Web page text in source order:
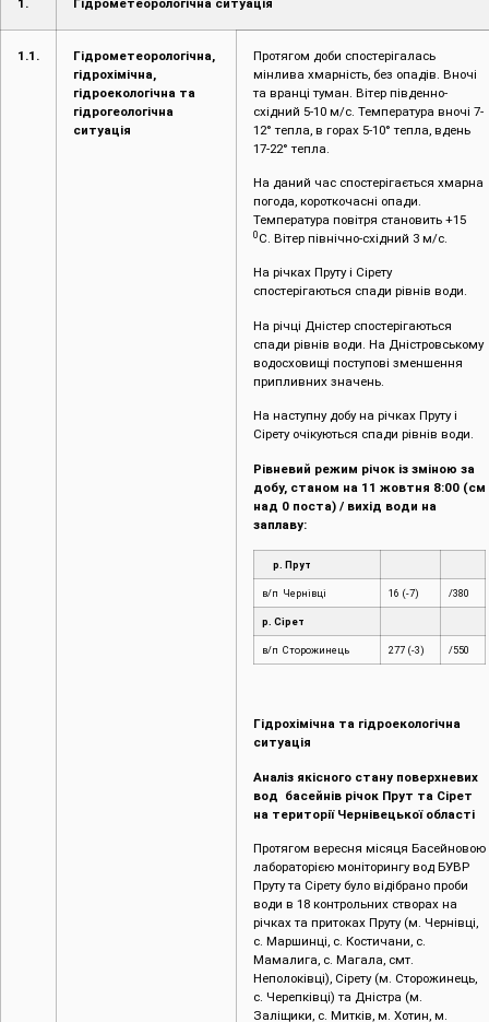
1.1.
Гідрометеорологічна,
гідрохімічна,
гідроекологічна та
гідрогеологічна
ситуація
Протягом доби спостерігалась
мінлива хмарність, без опадів. Вночі
та вранці туман. Вітер південно-
східний 5-10 м/с. Температура вночі 7-
12° тепла, в горах 5-10° тепла, вдень
17-22° тепла.
На даний час спостерігається хмарна
погода, короткочасні опади.
Температура повітря становить +15
0 С. Вітер північно-східний 3 м/с.
На річках Пруту і Сірету
спостерігаються спади рівнів води.
На річці Дністер спостерігаються
спади рівнів води. На Дністровському
водосховищі поступові зменшення
припливних значень.
На наступну добу на річках Пруту і
Сірету очікуються спади рівнів води.
Рівневий режим річок із зміною за
добу, станом на 11 жовтня 8:00 (см
над 0 поста) / вихід води на
заплаву:
р. Прут
в/п Чернівці 16 (-7) /380
р. Сірет
в/п Сторожинець 277 (-3) /550
Гідрохімічна та гідроекологічна
ситуація
Аналіз якісного стану поверхневих
вод басейнів річок Прут та Сірет
на території Чернівецької області
Протягом вересня місяця Басейновою
лабораторією моніторингу вод БУВР
Пруту та Сірету було відібрано проби
води в 18 контрольних створах на
річках та притоках Пруту (м. Чернівці,
c. Маршинці, с. Костичани, с.
Мамалига, с. Магала, смт.
Неполоківці), Сірету (м. Сторожинець,
с. Черепківці) та Дністра (м.
Заліщики, с. Митків, м. Хотин, м.